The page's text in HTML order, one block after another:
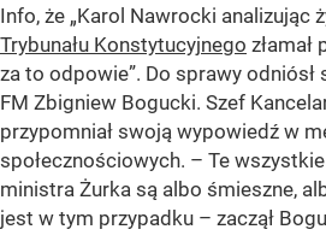
Info, że „Karol Nawrocki analizując
Trybunału Konstytucyjnego złamał
za to odpowie”. Do sprawy odniósł
FM Zbigniew Bogucki. Szef
przypomniał swoją wypowiedź w
społecznościowych. – Te
ministra Żurka są albo śmieszne,
jest w tym przypadku – zaczął